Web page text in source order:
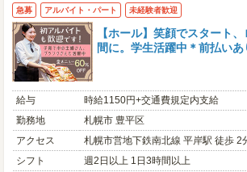
急募 アルバイト・パート 未経験者歓迎
【ホール】笑顔でスタート
間に。学生活躍中＊前払いあ
給与
時給1150円+交通費規定内支給
勤務地
札幌市 豊平区
アクセス
札幌市営地下鉄南北線 平岸駅 徒歩 2
シフト
週2日以上 1日3時間以上